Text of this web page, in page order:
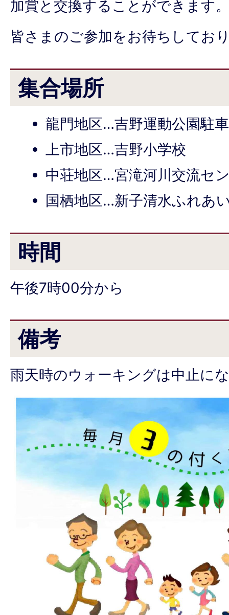
加賞と交換することができます
皆さまのご参加をお待ちしてお
集合場所
龍門地区…吉野運動公園駐
上市地区…吉野小学校
中荘地区…宮滝河川交流セ
国栖地区…新子清水ふれあ
時間
午後7時00分から
備考
雨天時のウォーキングは中止に